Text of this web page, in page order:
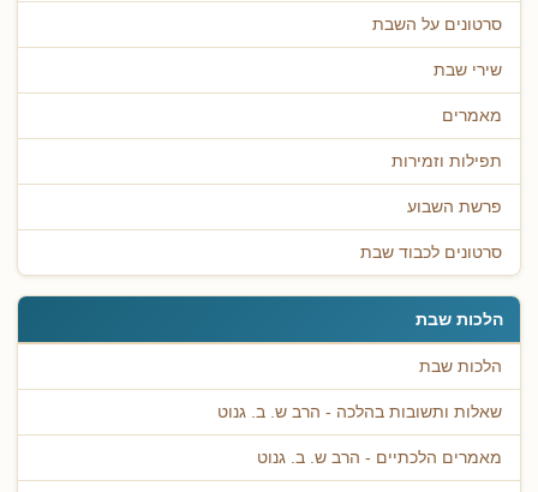
סרטונים על השבת
שירי שבת
מאמרים
תפילות וזמירות
פרשת השבוע
סרטונים לכבוד שבת
הלכות שבת
הלכות שבת
שאלות ותשובות בהלכה - הרב ש. ב. גנוט
מאמרים הלכתיים - הרב ש. ב. גנוט